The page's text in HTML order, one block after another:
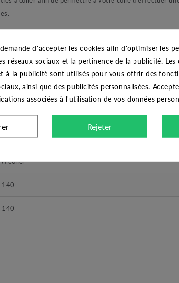
CARACTÉRISTIQUES GÉNÉRALES
Té PVC coller 140x140x140
CODITAL
16 bars
A coller
140
140
d'accepter les cookies afin d'optimiser les
réseaux sociaux et la pertinence de la publicité. Les
à la publicité sont utilisés pour vous offrir des
ainsi que des publicités personnalisées.
associées à l'utilisation de vos données
Rejeter